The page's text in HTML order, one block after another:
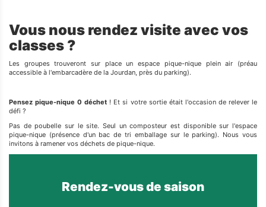
Vous nous rendez visite avec vos
classes ?
Les groupes trouveront sur place un espace pique-nique plein air (préau
accessible à l'embarcadère de la Jourdan, près du parking).
Pensez pique-nique 0 déchet ! Et si votre sortie était l'occasion de relever le
défi ?
Pas de poubelle sur le site. Seul un composteur est disponible sur l'espace
pique-nique (présence d'un bac de tri emballage sur le parking). Nous vous
invitons à ramener vos déchets de pique-nique.
Rendez-vous de saison